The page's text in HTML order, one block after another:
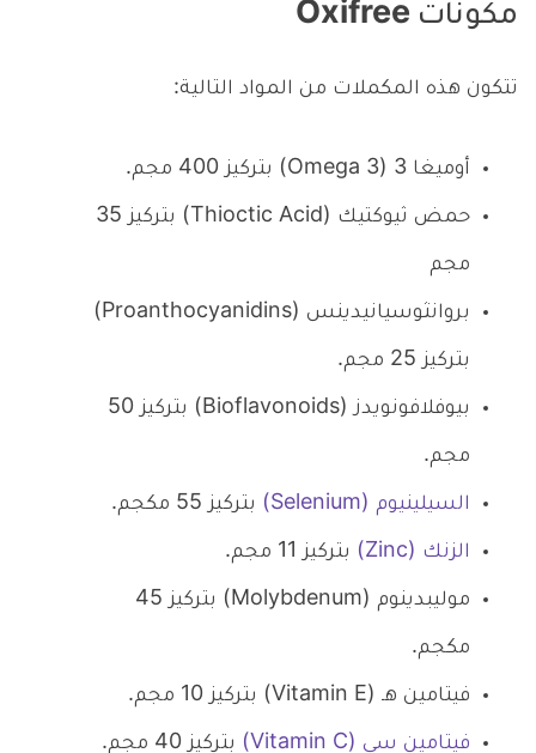
مكونات Oxifree
تتكون هذه المكملات من المواد التالية:
أوميغا 3 (Omega 3) بتركيز 400 مجم.
حمض ثيوكتيك (Thioctic Acid) بتركيز 35
مجم
بروانثوسيانيدينس (Proanthocyanidins)
بتركيز 25 مجم.
بيوفلافونويدز (Bioflavonoids) بتركيز 50
مجم.
السيلينيوم (Selenium) بتركيز 55 مكجم.
الزنك (Zinc) بتركيز 11 مجم.
موليبدينوم (Molybdenum) بتركيز 45
مكجم.
فيتامين هـ (Vitamin E) بتركيز 10 مجم.
فيتامين سي (Vitamin C) بتركيز 40 مجم.